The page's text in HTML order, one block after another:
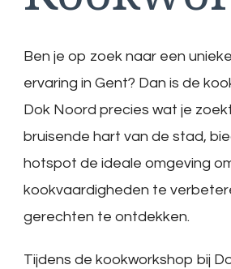
Ben je op zoek naar een
ervaring in Gent? Dan is de
Dok Noord precies wat je
bruisende hart van de stad,
hotspot de ideale omgeving
kookvaardigheden te
gerechten te ontdekken.
Tijdens de kookworkshop bij